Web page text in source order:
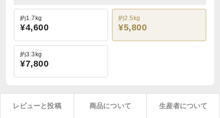
約1.7kg
¥4,600
約2.5kg
¥5,800
約3.3kg
¥7,800
レビューと投稿 商品について 生産者について